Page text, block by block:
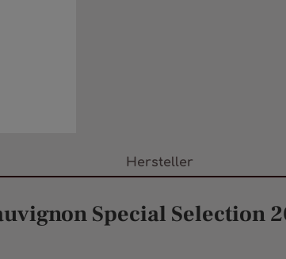
Hersteller
Special Selection